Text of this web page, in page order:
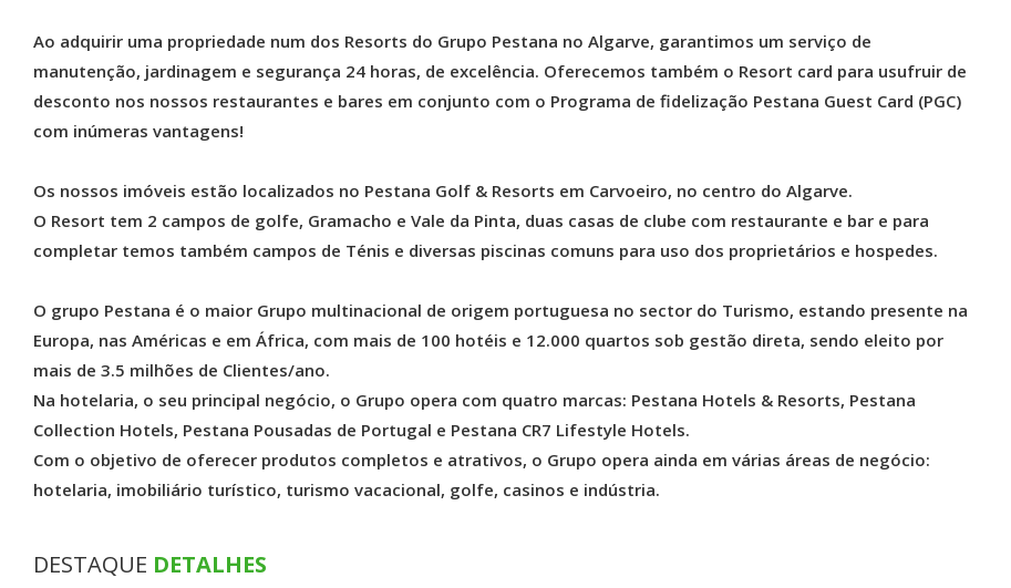
Ao adquirir uma propriedade num dos Resorts do Grupo Pestana no Algarve, garantimos um serviço de
manutenção, jardinagem e segurança 24 horas, de excelência. Oferecemos também o Resort card para usufruir de
desconto nos nossos restaurantes e bares em conjunto com o Programa de fidelização Pestana Guest Card (PGC)
com inúmeras vantagens!
Os nossos imóveis estão localizados no Pestana Golf & Resorts em Carvoeiro, no centro do Algarve.
O Resort tem 2 campos de golfe, Gramacho e Vale da Pinta, duas casas de clube com restaurante e bar e para
completar temos também campos de Ténis e diversas piscinas comuns para uso dos proprietários e hospedes.
O grupo Pestana é o maior Grupo multinacional de origem portuguesa no sector do Turismo, estando presente na
Europa, nas Américas e em África, com mais de 100 hotéis e 12.000 quartos sob gestão direta, sendo eleito por
mais de 3.5 milhões de Clientes/ano.
Na hotelaria, o seu principal negócio, o Grupo opera com quatro marcas: Pestana Hotels & Resorts, Pestana
Collection Hotels, Pestana Pousadas de Portugal e Pestana CR7 Lifestyle Hotels.
Com o objetivo de oferecer produtos completos e atrativos, o Grupo opera ainda em várias áreas de negócio:
hotelaria, imobiliário turístico, turismo vacacional, golfe, casinos e indústria.
DESTAQUE DETALHES